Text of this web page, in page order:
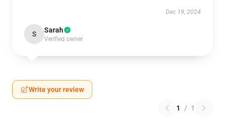
Dec 19, 2024
S Sarah
Verified owner
Write your review
1 / 1